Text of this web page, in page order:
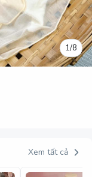
1/8
Xem tất cả